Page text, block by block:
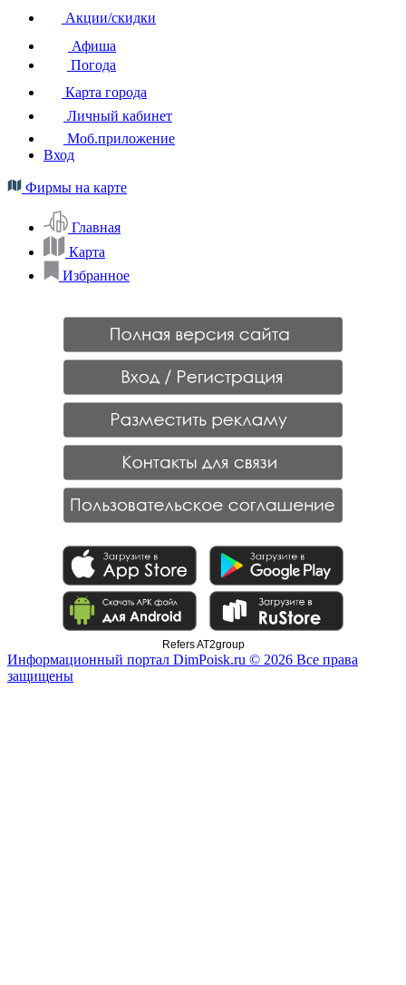
Акции/скидки
Афиша
Погода
Карта города
Личный кабинет
Моб.приложение
Вход
Фирмы на карте
Главная
Карта
Избранное
Refers AT2group
Информационный портал DimPoisk.ru © 2026 Все права
защищены